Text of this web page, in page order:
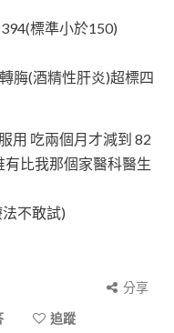
標準小於150)
脢(酒精性肝炎)超標四
用 吃兩個月才減到 82
有比我那個家醫科醫生
不敢試)
分享
追蹤